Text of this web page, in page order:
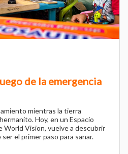
de la emergencia
mientras la tierra
Hoy, en un Espacio
World Vision, vuelve a descubrir
el primer paso para sanar.